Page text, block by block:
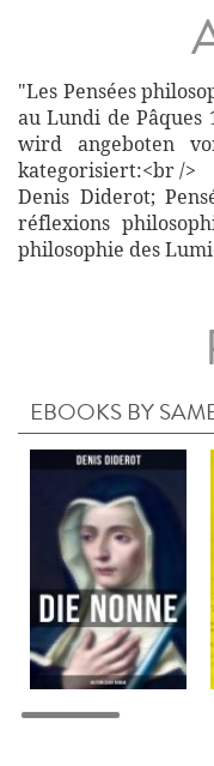
"Les Pensées
au Lundi de Pâques
wird angeboten
kategorisiert:<br />
Denis Diderot;
réflexions
philosophie des
EBOOKS BY